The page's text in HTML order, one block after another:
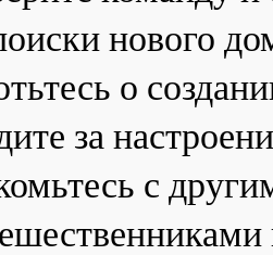
нового
о
за
с